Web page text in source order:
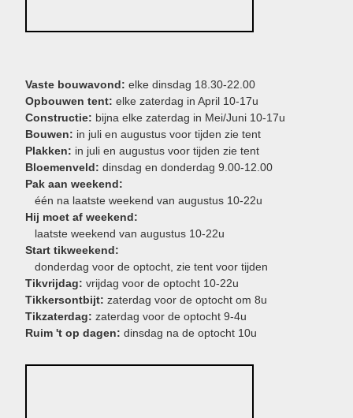
Vaste bouwavond: elke dinsdag 18.30-22.00
Opbouwen tent: elke zaterdag in April 10-17u
Constructie: bijna elke zaterdag in Mei/Juni 10-17u
Bouwen: in juli en augustus voor tijden zie tent
Plakken: in juli en augustus voor tijden zie tent
Bloemenveld: dinsdag en donderdag 9.00-12.00
Pak aan weekend:
één na laatste weekend van augustus 10-22u
Hij moet af weekend:
laatste weekend van augustus 10-22u
Start tikweekend:
donderdag voor de optocht, zie tent voor tijden
Tikvrijdag: vrijdag voor de optocht 10-22u
Tikkersontbijt: zaterdag voor de optocht om 8u
Tikzaterdag: zaterdag voor de optocht 9-4u
Ruim 't op dagen: dinsdag na de optocht 10u